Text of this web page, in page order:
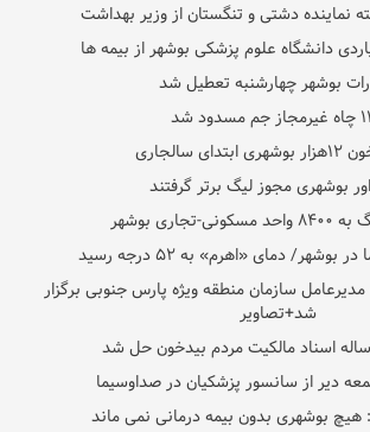
دشتی و تنگستان از وزیر بهداشت
بوشهر چهارشنبه تعطیل شد
بوشهر
دمای «اهرم» به ۵۲ درجه رسید
سازمان منطقه ویژه پارس جنوبی برگزار
شد+تصاویر
دیر از سانسور پزشکیان در صداوسیما
بوشهری بدون بیمه درمانی نمی ماند